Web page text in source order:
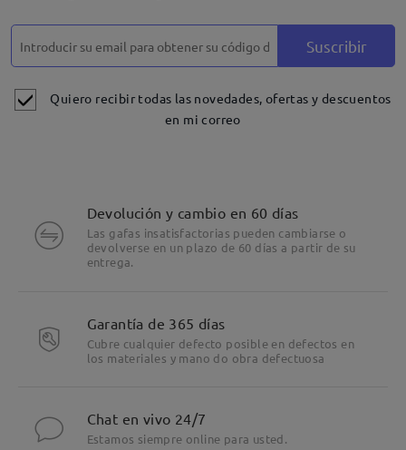
Suscribir
Quiero recibir todas las novedades, ofertas y descuentos
en mi correo
Devolución y cambio en 60 días
Las gafas insatisfactorias pueden cambiarse o
devolverse en un plazo de 60 días a partir de su
entrega.
Garantía de 365 días
Cubre cualquier defecto posible en defectos en
los materiales y mano do obra defectuosa
Chat en vivo 24/7
Estamos siempre online para usted.